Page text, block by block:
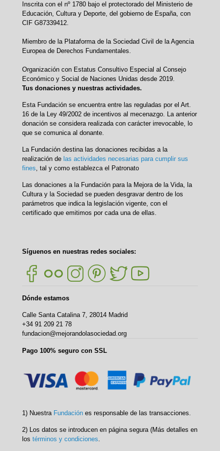
Inscrita con el nº 1780 bajo el protectorado del Ministerio de
Educación, Cultura y Deporte, del gobierno de España, con
CIF G87339412.
Miembro de la Plataforma de la Sociedad Civil de la Agencia
Europea de Derechos Fundamentales.
Organización con Estatus Consultivo Especial al Consejo
Económico y Social de Naciones Unidas desde 2019.
Tus donaciones y nuestras actividades.
Esta Fundación se encuentra entre las reguladas por el Art.
16 de la Ley 49/2002 de incentivos al mecenazgo. La anterior
donación se considera realizada con carácter irrevocable, lo
que se comunica al donante.
La Fundación destina las donaciones recibidas a la
realización de las actividades necesarias para cumplir sus
fines, tal y como establezca el Patronato
Las donaciones a la Fundación para la Mejora de la Vida, la
Cultura y la Sociedad se pueden desgravar dentro de los
parámetros que indica la legislación vigente, con el
certificado que emitimos por cada una de ellas.
Síguenos en nuestras redes sociales:
Dónde estamos
Calle Santa Catalina 7, 28014 Madrid
+34 91 209 21 78
fundacion@mejorandolasociedad.org
Pago 100% seguro con SSL
1) Nuestra Fundación es responsable de las transacciones.
2) Los datos se introducen en página segura (Más detalles en
los términos y condiciones.